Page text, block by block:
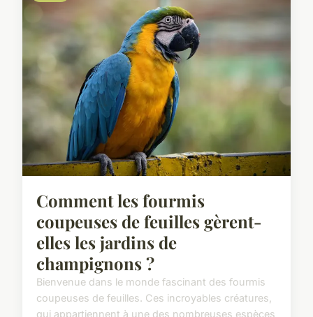
Comment les fourmis
coupeuses de feuilles gèrent-
elles les jardins de
champignons ?
Bienvenue dans le monde fascinant des fourmis
coupeuses de feuilles. Ces incroyables créatures,
qui appartiennent à une des nombreuses espèces